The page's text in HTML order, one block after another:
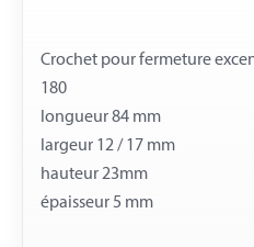
Crochet pour fermeture
180
longueur 84 mm
largeur 12 / 17 mm
hauteur 23mm